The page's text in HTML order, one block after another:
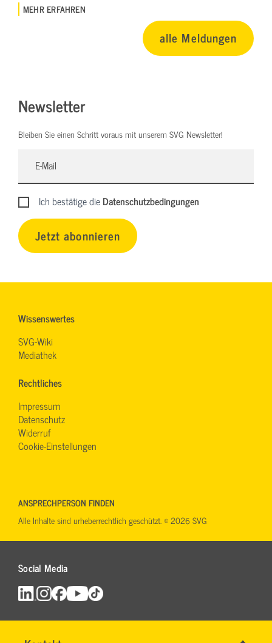
MEHR ERFAHREN
alle Meldungen
Newsletter
Bleiben Sie einen Schritt voraus mit unserem SVG Newsletter!
Ich bestätige dieDatenschutzbedingungen
Jetzt abonnieren
Wissenswertes
SVG-Wiki
Mediathek
Rechtliches
Impressum
Datenschutz
Widerruf
Cookie-Einstellungen
Social Media
ANSPRECHPERSON FINDEN
Alle Inhalte sind urheberrechtlich geschützt. © 2026 SVG